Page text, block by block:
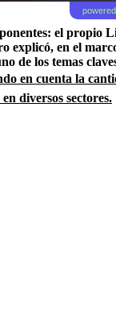
el propio
explicó, en el
de los temas
en cuenta la
diversos sectores.